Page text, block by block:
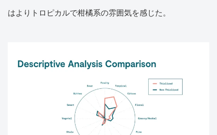
はよりトロピカルで柑橘系の雰囲気を感じた。